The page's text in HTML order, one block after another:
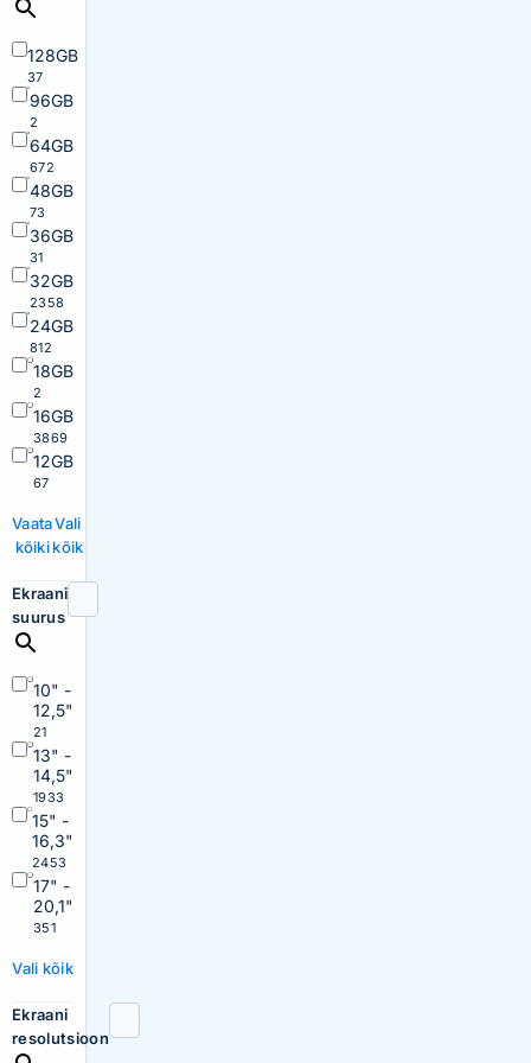
128GB
37
96GB
2
64GB
672
48GB
73
36GB
31
32GB
2358
24GB
812
18GB
2
16GB
3869
12GB
67
Vaata
kõiki
Vali
kõik
Ekraani
suurus
10" -
12,5"
21
13" -
14,5"
1933
15" -
16,3"
2453
17" -
20,1"
351
Vali kõik
Ekraani
resolutsioon